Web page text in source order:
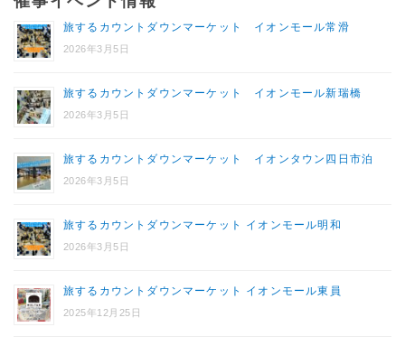
旅するカウントダウンマーケット イオンモール常滑
2026年3月5日
旅するカウントダウンマーケット イオンモール新瑞橋
2026年3月5日
旅するカウントダウンマーケット イオンタウン四日市泊
2026年3月5日
旅するカウントダウンマーケット イオンモール明和
2026年3月5日
旅するカウントダウンマーケット イオンモール東員
2025年12月25日